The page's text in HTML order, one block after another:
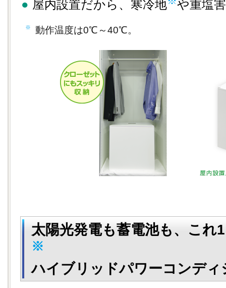
● 屋内設置だから、寒冷地 や重塩
※ 動作温度は0℃～40℃。
太陽光発電も蓄電池も、これ
※
ハイブリッドパワーコンディ